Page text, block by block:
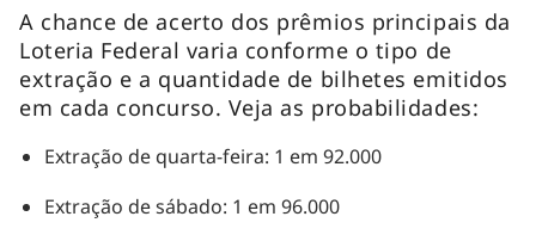
A chance de acerto dos prêmios principais da
Loteria Federal varia conforme o tipo de
extração e a quantidade de bilhetes emitidos
em cada concurso. Veja as probabilidades:
Extração de quarta-feira: 1 em 92.000
Extração de sábado: 1 em 96.000